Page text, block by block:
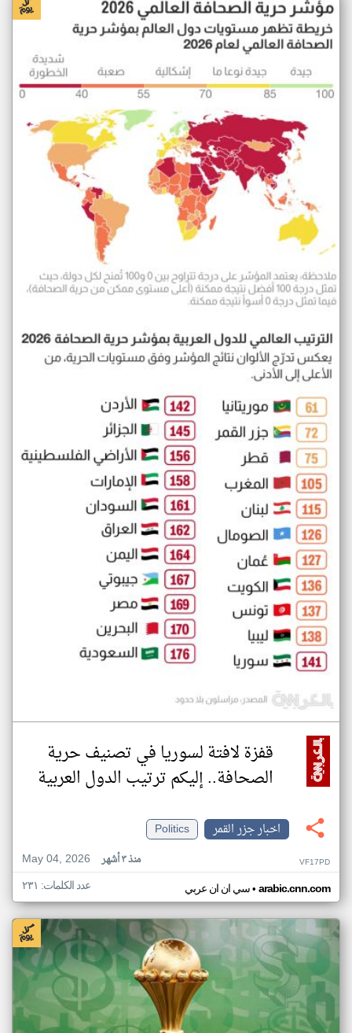
قفزة لافتة لسوريا في تصنيف حرية
الصحافة.. إليكم ترتيب الدول العربية
اخبار جزر القمر
Politics
May 04, 2026
منذ ٣ أشهر VF17PD
سي ان ان عربي• arabic.cnn.com عدد الكلمات: ٢٣١